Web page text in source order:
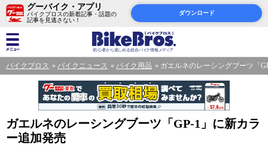
グーバイク・アプリ
バイクブロスの新着記事・話題の
記事を見逃さない！
ダウンロード
バイクブロス バイクニュース バイク用品 ガエルネのレーシングブーツ「
ガエルネのレーシングブーツ「GP-1」に新カラ
ー追加発売